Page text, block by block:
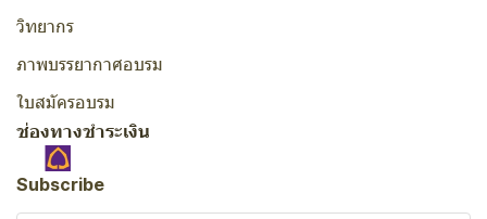
วิทยากร
ภาพบรรยากาศอบรม
ใบสมัครอบรม
ช่องทางชำระเงิน
Subscribe